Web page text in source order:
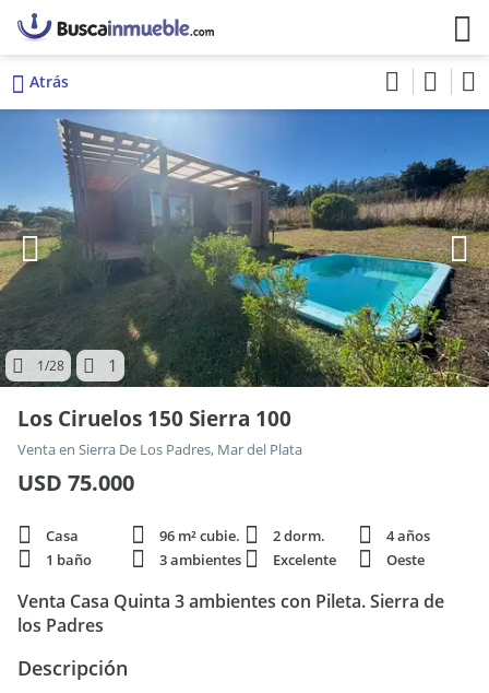
Atrás
1/28 1
Los Ciruelos 150 Sierra 100
Venta en Sierra De Los Padres, Mar del Plata
USD 75.000
Casa 96 m² cubie. 2 dorm.
4 años
1 baño
3 ambientes Excelente Oeste
Venta Casa Quinta 3 ambientes con Pileta. Sierra de
los Padres
Descripción